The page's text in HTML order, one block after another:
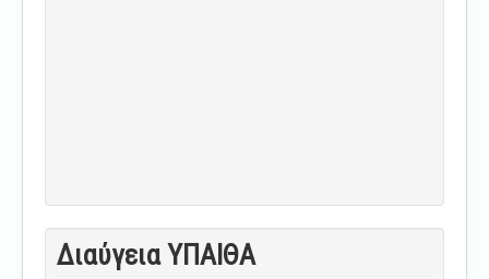
Διαύγεια ΥΠΑΙΘA